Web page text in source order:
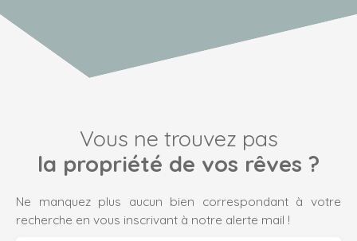
Vous ne trouvez pas
la propriété de vos rêves ?
Ne manquez plus aucun bien correspondant à votre
recherche en vous inscrivant à notre alerte mail !